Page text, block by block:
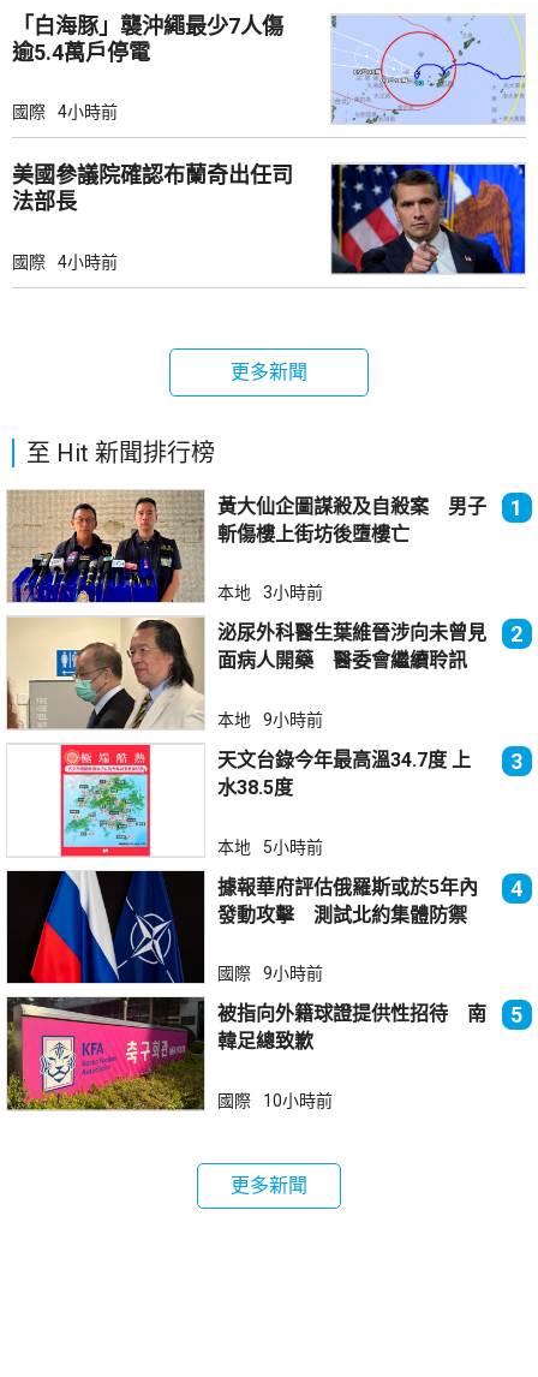
「白海豚」襲沖繩最少7人傷
逾5.4萬戶停電
國際 4小時前
美國參議院確認布蘭奇出任司
法部長
國際 4小時前
更多新聞
至 Hit 新聞排行榜
黃大仙企圖謀殺及自殺案 男子
斬傷樓上街坊後墮樓亡
1
本地 3小時前
泌尿外科醫生葉維晉涉向未曾見
面病人開藥 醫委會繼續聆訊
2
本地 9小時前
天文台錄今年最高溫34.7度 上
水38.5度
3
本地 5小時前
據報華府評估俄羅斯或於5年內
發動攻擊 測試北約集體防禦
4
國際 9小時前
被指向外籍球證提供性招待 南
韓足總致歉
5
國際 10小時前
更多新聞